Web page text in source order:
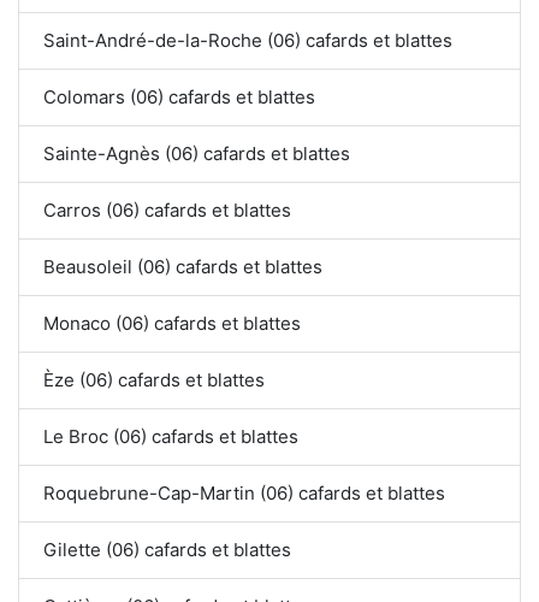
Saint-André-de-la-Roche (06) cafards et blattes
Colomars (06) cafards et blattes
Sainte-Agnès (06) cafards et blattes
Carros (06) cafards et blattes
Beausoleil (06) cafards et blattes
Monaco (06) cafards et blattes
Èze (06) cafards et blattes
Le Broc (06) cafards et blattes
Roquebrune-Cap-Martin (06) cafards et blattes
Gilette (06) cafards et blattes